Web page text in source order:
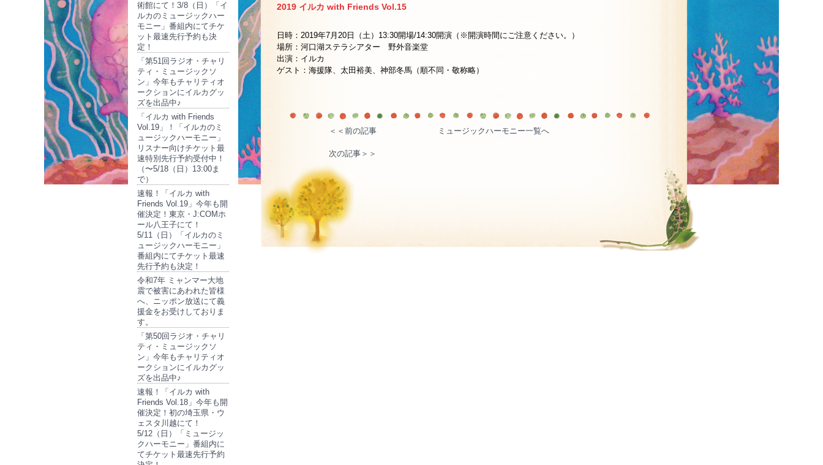
術館にて！3/8（日）「イ
ルカのミュージックハー
モニー」番組内にてチケ
ット最速先行予約も決
定！
「第51回ラジオ・チャリ
ティ・ミュージックソ
ン」今年もチャリティオ
ークションにイルカグッ
ズを出品中♪
「イルカ with Friends
Vol.19」！「イルカのミ
ュージックハーモニー」
リスナー向けチケット最
速特別先行予約受付中！
（〜5/18（日）13:00ま
で）
速報！「イルカ with
Friends Vol.19」今年も開
催決定！東京・J:COMホ
ール八王子にて！
5/11（日）「イルカのミ
ュージックハーモニー」
番組内にてチケット最速
先行予約も決定！
令和7年 ミャンマー大地
震で被害にあわれた皆様
へ、ニッポン放送にて義
援金をお受けしておりま
す。
「第50回ラジオ・チャリ
ティ・ミュージックソ
ン」今年もチャリティオ
ークションにイルカグッ
ズを出品中♪
速報！「イルカ with
Friends Vol.18」今年も開
催決定！初の埼玉県・ウ
ェスタ川越にて！
5/12（日）「ミュージッ
クハーモニー」番組内に
てチケット最速先行予約
2019 イルカ with Friends Vol.15
日時：2019年7月20日（土）13:30開場/14:30開演（※開演時間にご注意ください。）
場所：河口湖ステラシアター 野外音楽堂
出演：イルカ
ゲスト：海援隊、太田裕美、神部冬馬（順不同・敬称略）
＜＜前の記事 ミュージックハーモニー一覧へ
次の記事＞＞